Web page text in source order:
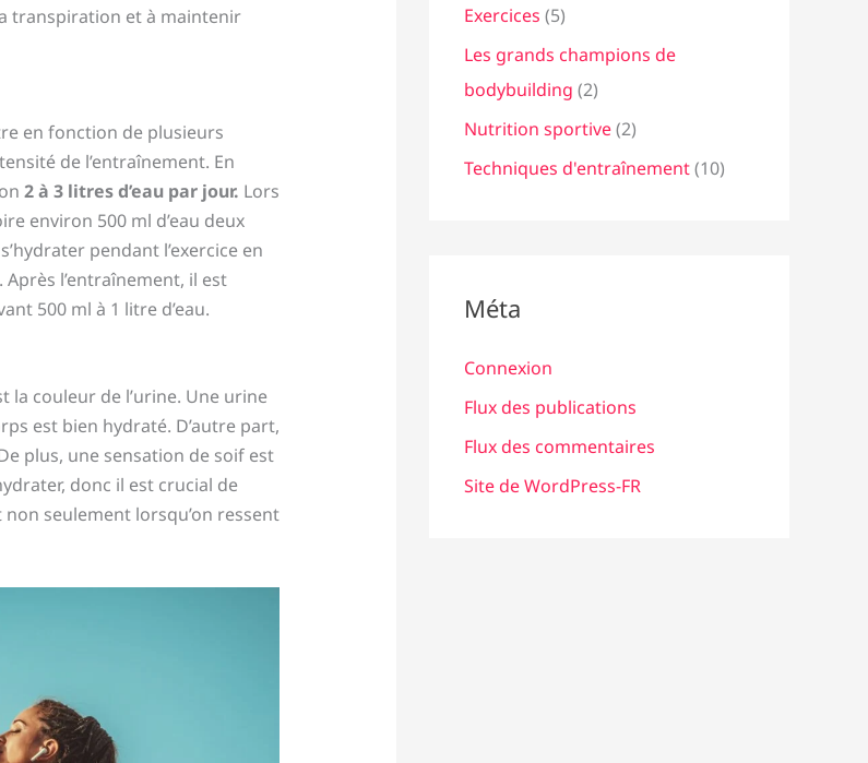
transpiration et à maintenir
en fonction de plusieurs
de l’entraînement. En
2 à 3 litres d’eau par jour. Lors
environ 500 ml d’eau deux
pendant l’exercice en
Après l’entraînement, il est
500 ml à 1 litre d’eau.
la couleur de l’urine. Une urine
est bien hydraté. D’autre part,
plus, une sensation de soif est
donc il est crucial de
seulement lorsqu’on ressent
Exercices (5)
Les grands champions de
bodybuilding (2)
Nutrition sportive(2)
Techniques d'entraînement(10)
Méta
Connexion
Flux des publications
Flux des commentaires
Site de WordPress-FR